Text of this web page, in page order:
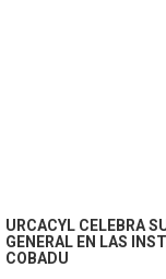
URCACYL CELEBRA
GENERAL EN LAS
COBADU